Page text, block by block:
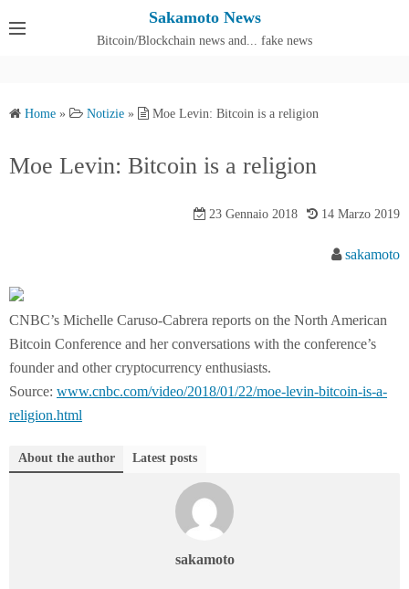
Sakamoto News
Bitcoin/Blockchain news and... fake news
Home » Notizie » Moe Levin: Bitcoin is a religion
Moe Levin: Bitcoin is a religion
23 Gennaio 2018 14 Marzo 2019
sakamoto
CNBC’s Michelle Caruso-Cabrera reports on the North American
Bitcoin Conference and her conversations with the conference’s
founder and other cryptocurrency enthusiasts.
Source: www.cnbc.com/video/2018/01/22/moe-levin-bitcoin-is-a-
religion.html
About the author Latest posts
sakamoto